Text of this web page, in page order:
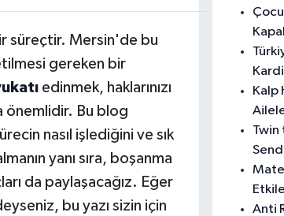
süreçtir. Mersin'de bu
gereken bir
edinmek, haklarınızı
önemlidir. Bu blog
nasıl işlediğini ve sık
yanı sıra, boşanma
da paylaşacağız. Eğer
bu yazı sizin için
Kalp
Twin
Anti